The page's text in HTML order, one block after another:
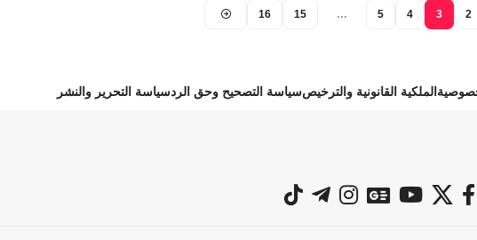
2
3
4
5
…
15
16
الملكية القانونية والترخيصسياسة التصحيح وحق الردسياسة التحرير والنشر